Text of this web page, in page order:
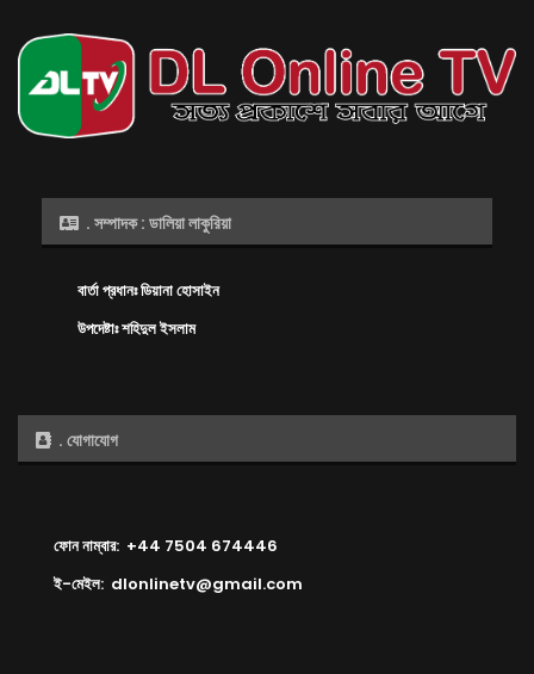
. সম্পাদক : ডালিয়া লাকুরিয়া
বার্তা প্রধানঃ ডিয়ানা হোসাইন
উপদেষ্টাঃ শহিদুল ইসলাম
. যোগাযোগ
ফোন নাম্বার: +44 7504 674446
ই-মেইল: dlonlinetv@gmail.com